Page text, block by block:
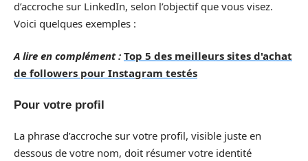
d’accroche sur LinkedIn, selon l’objectif que vous visez.
Voici quelques exemples :
A lire en complément : Top 5 des meilleurs sites d'achat
de followers pour Instagram testés
Pour votre profil
La phrase d’accroche sur votre profil, visible juste en
dessous de votre nom, doit résumer votre identité